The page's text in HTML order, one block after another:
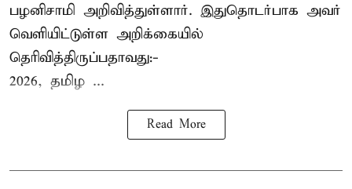
பழனிசாமி அறிவித்துள்ளார். இதுதொடர்பாக அவர்
வெளியிட்டுள்ள அறிக்கையில்
தெரிவித்திருப்பதாவது:-
2026, தமிழ ...
Read More